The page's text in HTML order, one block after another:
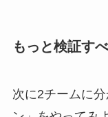
もっと検証す
次に2チームに